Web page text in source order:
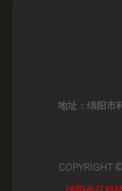
地址：绵阳市
COPYRIGHT